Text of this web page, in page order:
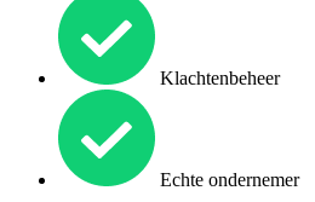
Klachtenbeheer
Echte ondernemer